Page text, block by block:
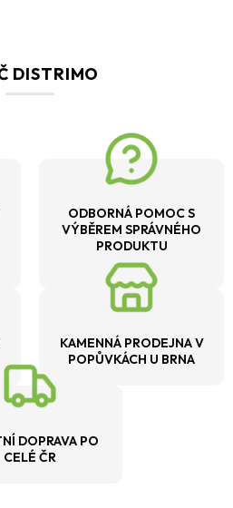
DISTRIMO
ODBORNÁ POMOC S
VÝBĚREM SPRÁVNÉHO
PRODUKTU
KAMENNÁ PRODEJNA V
POPŮVKÁCH U BRNA
DOPRAVA PO
CELÉ ČR